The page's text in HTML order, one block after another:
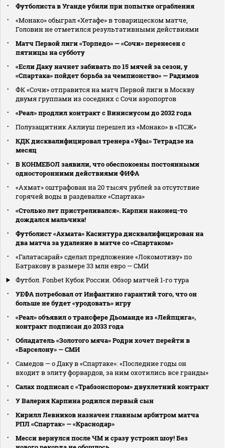
Футболиста в Уганде убили при попытке ограбления
«Монако» обыграл «Хетафе» в товарищеском матче,
Головин не отметился результативными действиями
Матч Первой лиги «Торпедо» — «Сочи» перенесен с
пятницы на субботу
«Если Даку начнет забивать по 15 мячей за сезон, у
«Спартака» пойдет борьба за чемпионство» — Радимов
ФК «Сочи» отправится на матч Первой лиги в Москву
двумя группами из соседних с Сочи аэропортов
«Реал» продлил контракт с Винисиусом до 2032 года
Полузащитник Аклиуш перешел из «Монако» в «ПСЖ»
КДК дисквалифицировал тренера «Уфы» Тетрадзе на
месяц
В КОНМЕБОЛ заявили, что обеспокоены постоянными
односторонними действиями ФИФА
«Ахмат» оштрафован на 20 тысяч рублей за отсутствие
горячей воды в раздевалке «Спартака»
«Столько лет пристреливался». Карпин наконец-то
дождался мальчика!
Футболист «Ахмата» Касинтура дисквалифицирован на
два матча за удаление в матче со «Спартаком»
«Галатасарай» сделал предложение «Локомотиву» по
Батракову в размере 33 млн евро — СМИ
Футбол. Fonbet Кубок России. Обзор матчей 1-го тура
УЕФА потребовал от Инфантино гарантий того, что он
больше не будет «уродовать» игру
«Реал» объявил о трансфере Дьоманде из «Лейпцига»,
контракт подписан до 2033 года
Обладатель «Золотого мяча» Родри хочет перейти в
«Барселону» — СМИ
Самедов — о Даку в «Спартаке»: «Последние годы он
входит в элиту форвардов, за ним охотились все гранды»
Салах подписал с «Трабзонспором» двухлетний контракт
У Валерия Карпина родился первый сын
Кирилл Левников назначен главным арбитром матча
РПЛ «Спартак» — «Краснодар»
Месси вернулся после ЧМ и сразу устроил шоу! Без